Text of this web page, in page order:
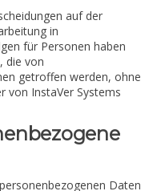
auf der
in
für Personen haben
die von
getroffen werden, ohne
von InstaVer Systems
Daten